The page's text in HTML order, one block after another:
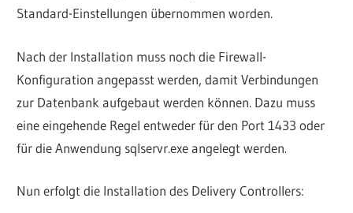
Standard-Einstellungen übernommen worden.
Nach der Installation muss noch die Firewall-
Konfiguration angepasst werden, damit Verbindungen
zur Datenbank aufgebaut werden können. Dazu muss
eine eingehende Regel entweder für den Port 1433 oder
für die Anwendung sqlservr.exe angelegt werden.
Nun erfolgt die Installation des Delivery Controllers: